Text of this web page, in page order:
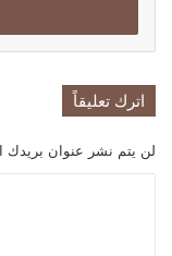
اترك تعليقاً
لن يتم نشر عنوان بريدك